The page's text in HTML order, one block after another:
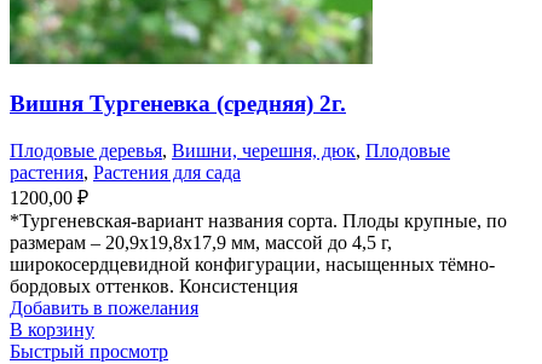
Вишня Тургеневка (средняя) 2г.
Плодовые деревья, Вишни, черешня, дюк, Плодовые
растения, Растения для сада
1200,00 ₽
*Тургеневская-вариант названия сорта. Плоды крупные, по
размерам – 20,9х19,8х17,9 мм, массой до 4,5 г,
широкосердцевидной конфигурации, насыщенных тёмно-
бордовых оттенков. Консистенция
Добавить в пожелания
В корзину
Быстрый просмотр